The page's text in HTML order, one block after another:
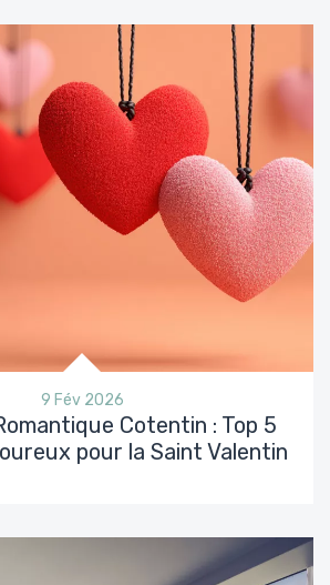
9 Fév 2026
Cotentin : Top 5
pour la Saint Valentin